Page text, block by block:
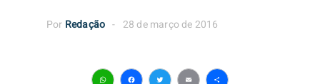
Por Redação 28 de março de 2016